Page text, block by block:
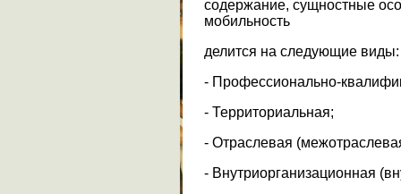
содержание, сущностные
мобильность
делится на следующие виды:
- Профессионально-
- Территориальная;
- Отраслевая
- Внутриорганизационная